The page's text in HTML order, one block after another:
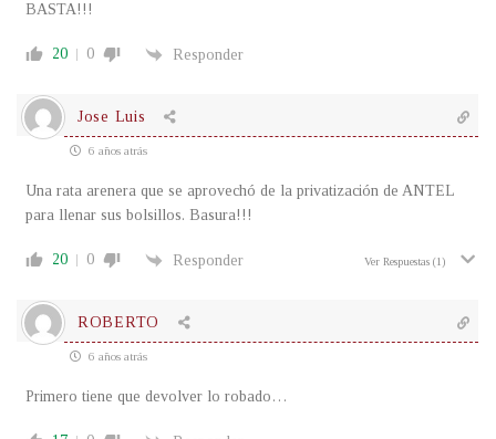
BASTA!!!
20 0 Responder
Jose Luis
6 años atrás
Una rata arenera que se aprovechó de la privatización de ANTEL
para llenar sus bolsillos. Basura!!!
20 0 Responder Ver Respuestas (1)
ROBERTO
6 años atrás
Primero tiene que devolver lo robado…